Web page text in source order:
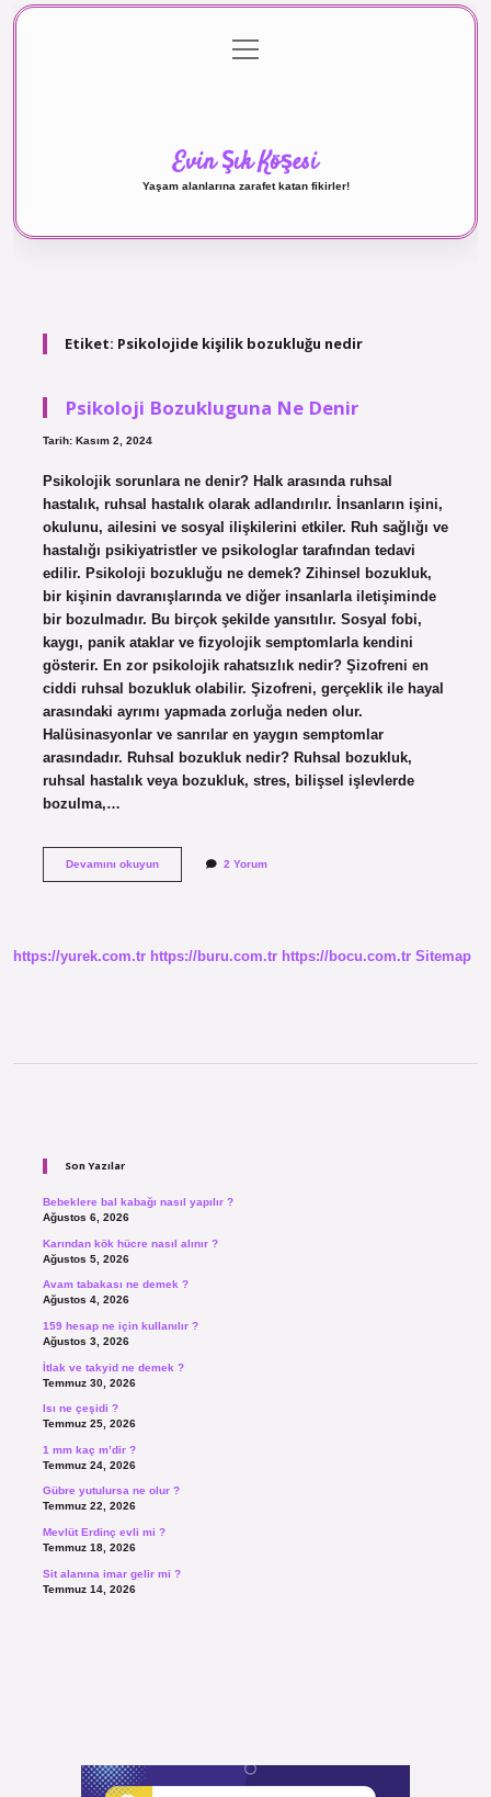
Gizlilik Politikası
menüyü
aç
Evin Şık Köşesi
Yaşam alanlarına zarafet katan fikirler!
Etiket: Psikolojide kişilik bozukluğu nedir
Psikoloji Bozukluguna Ne Denir
Tarih: Kasım 2, 2024
Psikolojik sorunlara ne denir? Halk arasında ruhsal
hastalık, ruhsal hastalık olarak adlandırılır. İnsanların işini,
okulunu, ailesini ve sosyal ilişkilerini etkiler. Ruh sağlığı ve
hastalığı psikiyatristler ve psikologlar tarafından tedavi
edilir. Psikoloji bozukluğu ne demek? Zihinsel bozukluk,
bir kişinin davranışlarında ve diğer insanlarla iletişiminde
bir bozulmadır. Bu birçok şekilde yansıtılır. Sosyal fobi,
kaygı, panik ataklar ve fizyolojik semptomlarla kendini
gösterir. En zor psikolojik rahatsızlık nedir? Şizofreni en
ciddi ruhsal bozukluk olabilir. Şizofreni, gerçeklik ile hayal
arasındaki ayrımı yapmada zorluğa neden olur.
Halüsinasyonlar ve sanrılar en yaygın semptomlar
arasındadır. Ruhsal bozukluk nedir? Ruhsal bozukluk,
ruhsal hastalık veya bozukluk, stres, bilişsel işlevlerde
bozulma,…
Devamını okuyunPsikoloji
2 Yorum
https://yurek.com.tr https://buru.com.tr https://bocu.com.tr Sitemap
Son Yazılar
Bebeklere bal kabağı nasıl yapılır ?
Ağustos 6, 2026
Karından kök hücre nasıl alınır ?
Ağustos 5, 2026
Avam tabakası ne demek ?
Ağustos 4, 2026
159 hesap ne için kullanılır ?
Ağustos 3, 2026
İtlak ve takyid ne demek ?
Temmuz 30, 2026
Isı ne çeşidi ?
Temmuz 25, 2026
1 mm kaç m’dir ?
Temmuz 24, 2026
Gübre yutulursa ne olur ?
Temmuz 22, 2026
Mevlüt Erdinç evli mi ?
Temmuz 18, 2026
Sit alanına imar gelir mi ?
Temmuz 14, 2026